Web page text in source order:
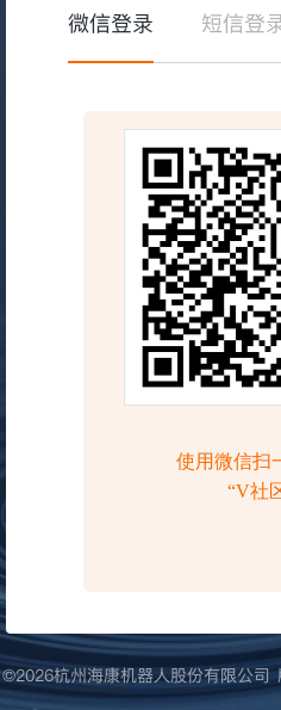
微信登录 短信登
©️2026杭州海康机器人股份有限公